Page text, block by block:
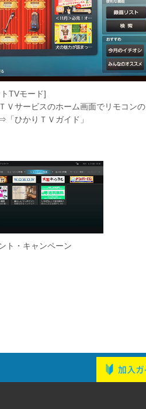
TVモード]
Ｖサービスのホーム画面でリモコン
「ひかりＴＶガイド」
ト・キャンペーン